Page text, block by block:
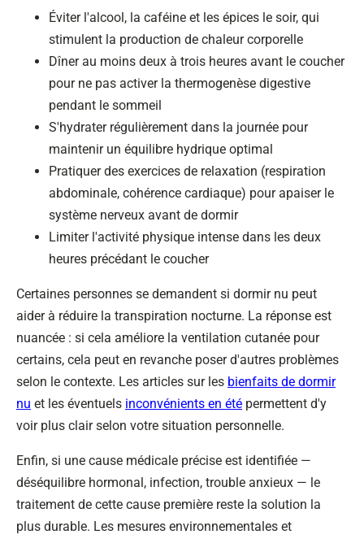
Éviter l'alcool, la caféine et les épices le soir, qui
stimulent la production de chaleur corporelle
Dîner au moins deux à trois heures avant le coucher
pour ne pas activer la thermogenèse digestive
pendant le sommeil
S'hydrater régulièrement dans la journée pour
maintenir un équilibre hydrique optimal
Pratiquer des exercices de relaxation (respiration
abdominale, cohérence cardiaque) pour apaiser le
système nerveux avant de dormir
Limiter l'activité physique intense dans les deux
heures précédant le coucher
Certaines personnes se demandent si dormir nu peut
aider à réduire la transpiration nocturne. La réponse est
nuancée : si cela améliore la ventilation cutanée pour
certains, cela peut en revanche poser d'autres problèmes
selon le contexte. Les articles sur les bienfaits de dormir
nu et les éventuels inconvénients en été permettent d'y
voir plus clair selon votre situation personnelle.
Enfin, si une cause médicale précise est identifiée —
déséquilibre hormonal, infection, trouble anxieux — le
traitement de cette cause première reste la solution la
plus durable. Les mesures environnementales et